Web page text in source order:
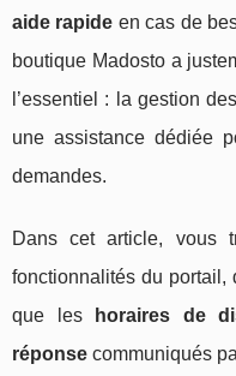
aide rapide en cas de
boutique Madosto a
l’essentiel : la gestion
une assistance dédiée
demandes.
Dans cet article, vous
fonctionnalités du portail,
que les
horaires de
réponse communiqués